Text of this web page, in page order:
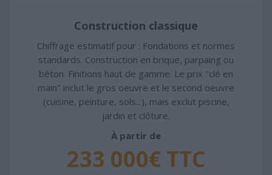
Construction classique
Chiffrage estimatif pour : Fondations et normes
standards. Construction en brique, parpaing ou
béton. Finitions haut de gamme. Le prix "clé en
main" inclut le gros oeuvre et le second oeuvre
(cuisine, peinture, sols...), mais exclut piscine,
jardin et clôture.
À partir de
233 000€ TTC